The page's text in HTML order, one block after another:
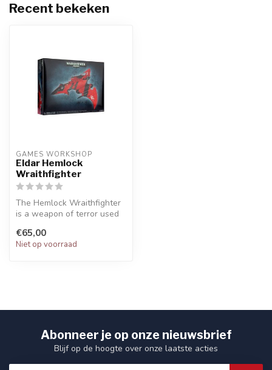
Recent bekeken
GAMES WORKSHOP
Eldar Hemlock
Wraithfighter
The Hemlock Wraithfighter
is a weapon of terror used
infant...
€65,00
Niet op voorraad
Abonneer je op onze nieuwsbrief
Blijf op de hoogte over onze laatste acties